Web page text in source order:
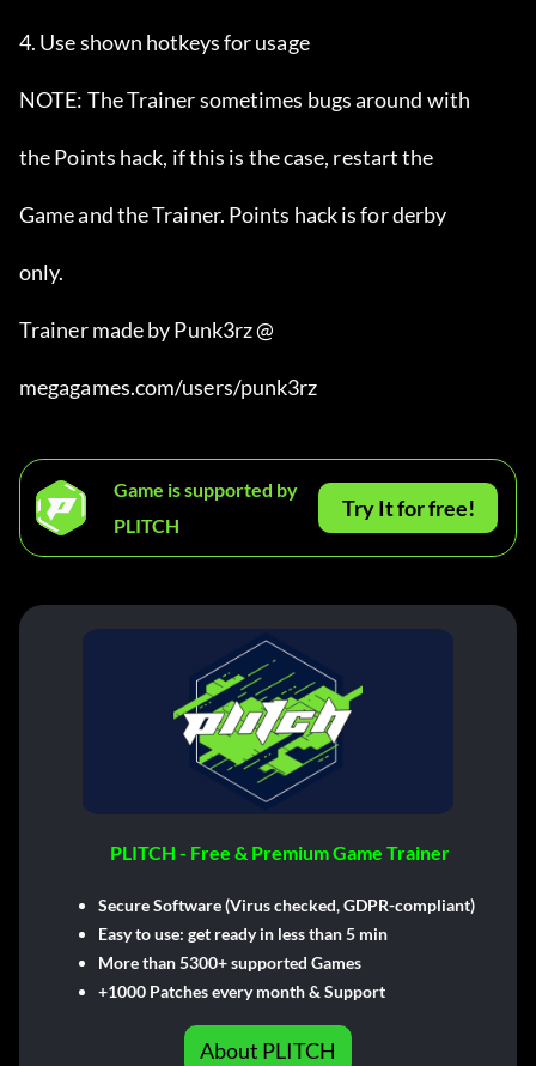
4. Use shown hotkeys for usage
NOTE: The Trainer sometimes bugs around with
the Points hack, if this is the case, restart the
Game and the Trainer. Points hack is for derby
only.
Trainer made by Punk3rz @
megagames.com/users/punk3rz
Game is supported by
PLITCH
Try It for free!
PLITCH - Free & Premium Game Trainer
Secure Software (Virus checked, GDPR-compliant)
Easy to use: get ready in less than 5 min
More than 5300+ supported Games
+1000 Patches every month & Support
About PLITCH